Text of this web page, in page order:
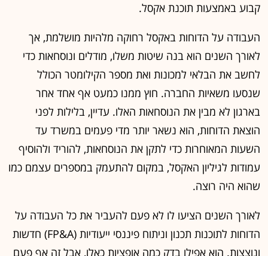
קבוע באמצעות תוכנת אקסל.
העבודה על הדוחות באקסל רחוקה מלהיות מושלמת, אך
לאורך השנים הוא בנה שיטות משלו, מודלים ונוסחאות כדי
לחשב את הבלאי למכונות ואת מספר הקילומטר הכולל
שנסעו משאיות החברה. חוץ ממנו כמעט אף אחד אחר
בארגון לא מבין את הנוסחאות האלו. עדיין, בלילות לפני
הוצאת הדוחות, הוא נשאר יותר מדי פעמים במשרד עד
השעות המאוחרות כדי לתקן את הנוסחאות, להוריד ולהוסיף
עמודות לגיליון האקסל, במקום להתעמק במספרים עצמם כמו
שהוא היה רוצה.
לאורך השנים הציעו לו לא פעם להעביר את כל העבודה על
הדוחות לתוכנות תכנון וניתוח פיננסי ייעודיות (FP&A) חדשות
ונוצצות. הוא אפילו בדק כמה אופציות כאלו, אבל זה אף פעם